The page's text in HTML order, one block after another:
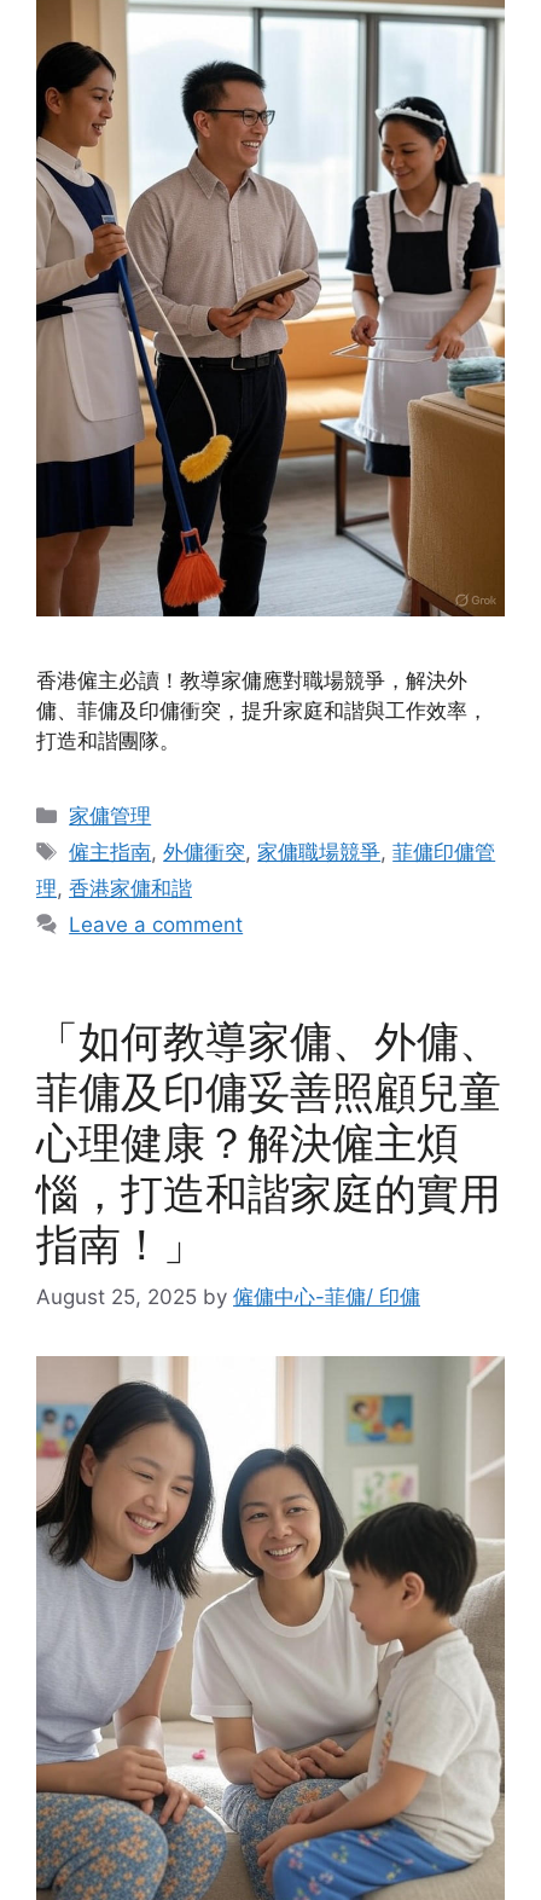
香港僱主必讀！教導家傭應對職場競爭，解決外
傭、菲傭及印傭衝突，提升家庭和諧與工作效率，
打造和諧團隊。
Categories
家傭管理
Tags
僱主指南,外傭衝突, 家傭職場競爭,菲傭印傭管
理, 香港家傭和諧
Leave a comment
「如何教導家傭、外傭、
菲傭及印傭妥善照顧兒童
心理健康？解決僱主煩
惱，打造和諧家庭的實用
指南！」
August 25, 2025 by 僱傭中心-菲傭/ 印傭